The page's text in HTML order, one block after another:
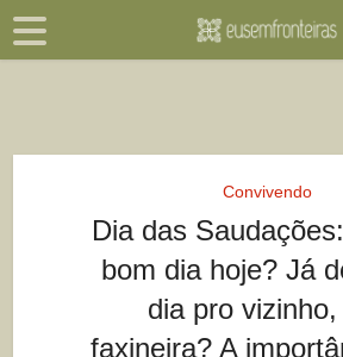
Convivendo
Dia das
bom dia hoje? Já
dia pro
faxineira? A